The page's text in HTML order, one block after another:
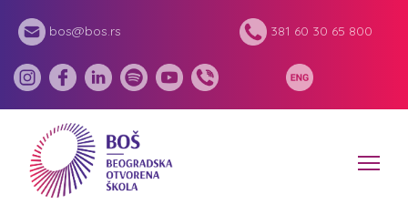
bos@bos.rs 381 60 30 65 800